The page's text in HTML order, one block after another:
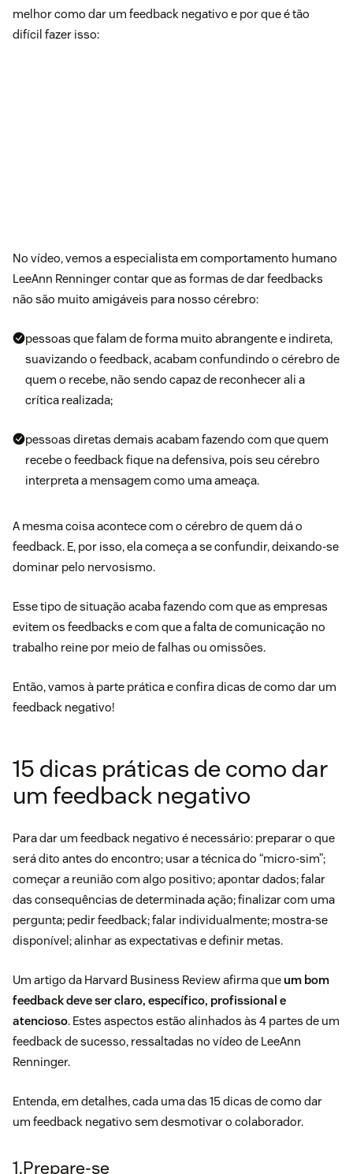
melhor como dar um feedback negativo e por que é tão
difícil fazer isso:
No vídeo, vemos a especialista em comportamento humano
LeeAnn Renninger contar que as formas de dar feedbacks
não são muito amigáveis para nosso cérebro:
pessoas que falam de forma muito abrangente e indireta,
suavizando o feedback, acabam confundindo o cérebro de
quem o recebe, não sendo capaz de reconhecer ali a
crítica realizada;
pessoas diretas demais acabam fazendo com que quem
recebe o feedback fique na defensiva, pois seu cérebro
interpreta a mensagem como uma ameaça.
A mesma coisa acontece com o cérebro de quem dá o
feedback. E, por isso, ela começa a se confundir, deixando-se
dominar pelo nervosismo.
Esse tipo de situação acaba fazendo com que as empresas
evitem os feedbacks e com que a falta de comunicação no
trabalho reine por meio defalhas ou omissões.
Então, vamos à parte prática e confira dicas de como dar um
feedback negativo!
15 dicas práticas de como dar
um feedback negativo
Para dar um feedback negativo é necessário: preparar o que
será dito antes do encontro; usar a técnica do “micro-sim”;
começar a reunião com algo positivo; apontar dados; falar
das consequências de determinada ação; finalizar com uma
pergunta; pedir feedback; falar individualmente; mostra-se
disponível; alinhar as expectativas e definir metas.
Um artigo da Harvard Business Review afirma que um bom
feedback deve ser claro, específico, profissional e
atencioso. Estes aspectos estão alinhados às 4 partes de um
feedback de sucesso, ressaltadas no vídeo de LeeAnn
Renninger.
Entenda, em detalhes, cada uma das 15 dicas de como dar
um feedback negativo sem desmotivar o colaborador.
1.Prepare-se